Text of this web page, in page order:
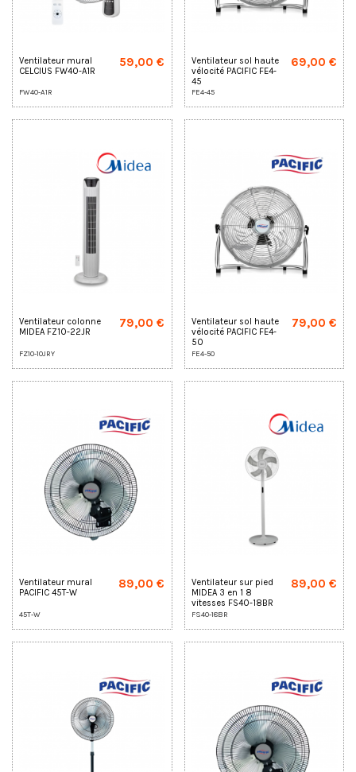
Ventilateur mural
CELCIUS FW40-A1R
FW40-A1R
59,00 €
Ventilateur sol haute
vélocité PACIFIC FE4-
45
FE4-45
69,00 €
Ventilateur colonne
MIDEA FZ10-22JR
FZ10-10JRY
79,00 €
Ventilateur sol haute
vélocité PACIFIC FE4-
50
FE4-50
79,00 €
Ventilateur mural
PACIFIC 45T-W
45T-W
89,00 €
Ventilateur sur pied
MIDEA 3 en 1 8
vitesses FS40-18BR
FS40-18BR
89,00 €